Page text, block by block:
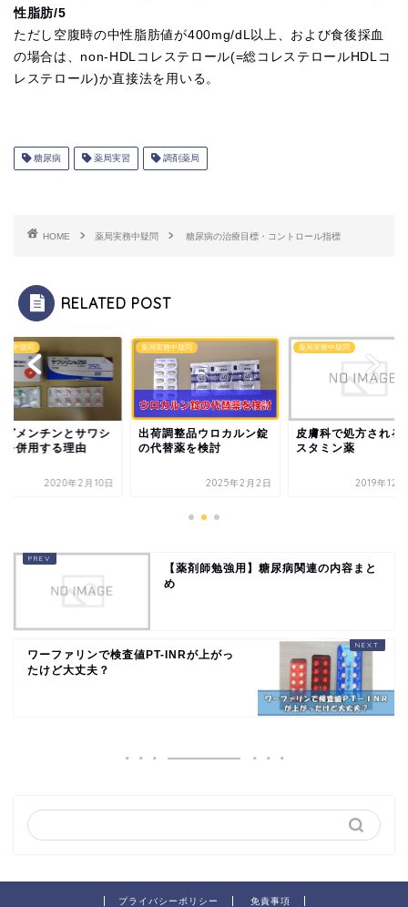
性脂肪/5
ただし空腹時の中性脂肪値が400mg/dL以上、および食後採血
の場合は、non-HDLコレステロール(=総コレステロールHDLコ
レステロール)か直接法を用いる。
糖尿病 薬局実習 調剤薬局
HOME 薬局実務中疑問 糖尿病の治療目標・コントロール指標
RELATED POST
務中疑問
グメンチンとサワシ
を併用する理由
2020年2月10日
薬局実務中疑問
出荷調整品ウロカルン錠
の代替薬を検討
2025年2月2日
薬局実務中疑問
皮膚科で処方される
スタミン薬
2019年12
【薬剤師勉強用】糖尿病関連の内容まと
め
ワーファリンで検査値PT-INRが上がっ
たけど大丈夫？
プライバシーポリシー 免責事項